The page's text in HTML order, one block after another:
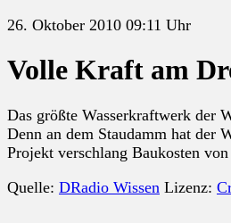
26. Oktober 2010 09:11 Uhr
Volle Kraft am
Das größte Wasserkraftwerk der
Denn an dem Staudamm hat der
Projekt verschlang Baukosten
Quelle: DRadio Wissen Lizenz: